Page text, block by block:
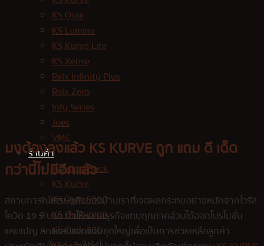
KS Quik
KS Lumina
KS Kurve Lite
KS Xense
Relx Infinity Plus
Relx Zero
Infy Series
Jues
VMC
ร้านค้า
Kardinal Stick
KS Kurve
KS Quik 5000
KS Quik 2000
KS Quik 800
มงต้องลงแล้ว KS KURVE ถูก แถม ดี เด็ด
กว่านี้ไม่มีอีกแล้ว
สถานการณ์เศรษฐกิจของบ้านเราที่เจอผลกระทบอย่างหนักจากไวรัส
โควิด 19 ระบาด ทำให้หลายธุรกิจแทบทุกภาคส่วนได้ออกโปรโมชั่น
แคมเปญ ลดแหลกแจกแถมชุดใหญ่เพื่อเป็นการช่วยเหลือลูกค้า